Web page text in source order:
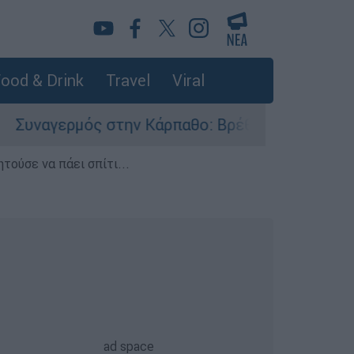
& Drink Travel Viral
στην Κάρπαθο: Βρέθηκαν παλιά
να πάει σπίτι...